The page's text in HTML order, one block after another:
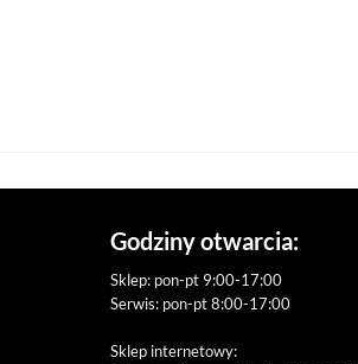
Godziny otwarcia:
Sklep: pon-pt 9:00-17:00
Serwis: pon-pt 8:00-17:00
Sklep internetowy: